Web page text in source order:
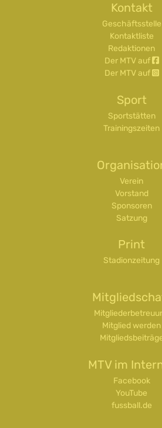
Kontakt
Geschäftsstelle
Kontaktliste
Redaktionen
Der MTV auf
Der MTV auf
Sport
Sportstätten
Trainingszeiten
Verein
Vorstand
Sponsoren
Satzung
Print
Stadionzeitung
Mitglied werden
MTV im
Facebook
YouTube
fussball.de